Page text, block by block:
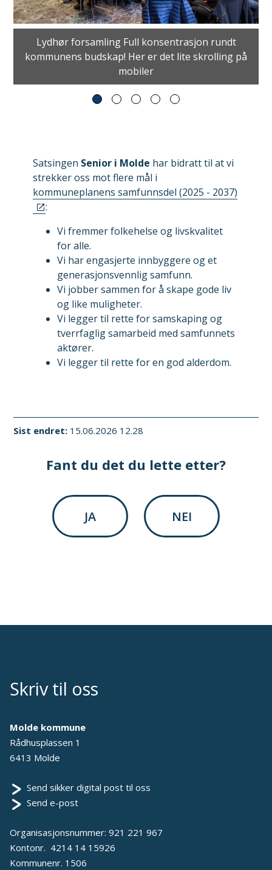
Lydhør forsamling Full konsentrasjon rundt
kommunens budskap! Her er det lite skrolling på
mobiler
Satsingen Senior i Molde har bidratt til at vi
strekker oss mot flere mål i
kommuneplanens samfunnsdel (2025 - 2037)
:
Vi fremmer folkehelse og livskvalitet
for alle.
Vi har engasjerte innbyggere og et
generasjonsvennlig samfunn.
Vi jobber sammen for å skape gode liv
og like muligheter.
Vi legger til rette for samskaping og
tverrfaglig samarbeid med samfunnets
aktører.
Vi legger til rette for en god alderdom.
Sist endret 15.06.2026 12.28
Fant du det du lette etter?
JA NEI
Skriv til oss
Molde kommune
Rådhusplassen 1
6413 Molde
Send sikker digital post til oss
Send e-post
Organisasjonsnummer: 921 221 967
Kontonr. 4214 14 15926
Kommunenr. 1506